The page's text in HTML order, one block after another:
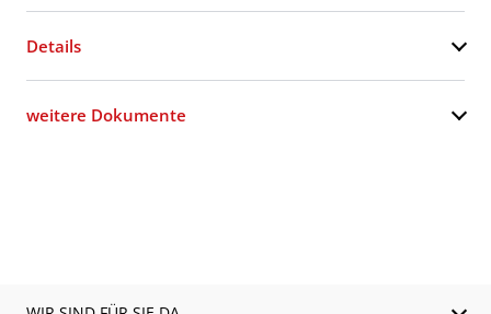
Details
weitere Dokumente